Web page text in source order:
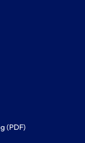
(PDF)